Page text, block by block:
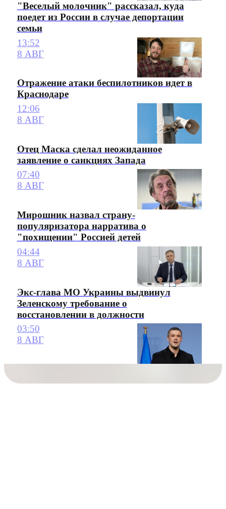
"Веселый молочник" рассказал, куда
поедет из России в случае депортации
семьи
13:52
8 АВГ
Отражение атаки беспилотников идет в
Краснодаре
12:06
8 АВГ
Отец Маска сделал неожиданное
заявление о санкциях Запада
07:40
8 АВГ
Мирошник назвал страну-
популяризатора нарратива о
"похищении" Россией детей
04:44
8 АВГ
Экс-глава МО Украины выдвинул
Зеленскому требование о
восстановлении в должности
03:50
8 АВГ